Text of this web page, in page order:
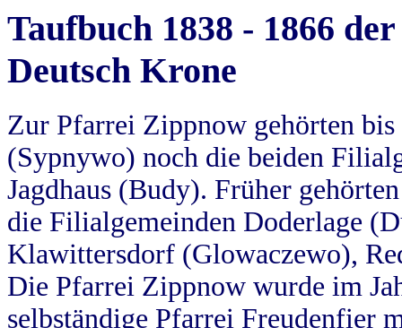
Taufbuch 1838 - 1866
Deutsch Krone
Zur Pfarrei Zippnow gehörten
(Sypnywo) noch die beiden
Jagdhaus (Budy). Früher
die Filialgemeinden Doderlage
Klawittersdorf (Glowaczewo),
Die Pfarrei Zippnow wurde im
selbständige Pfarrei Freudenfier